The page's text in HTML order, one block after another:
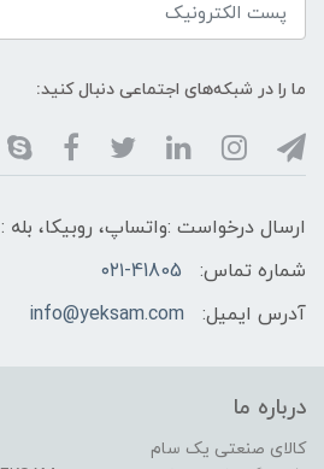
ما را در شبکه‌های اجتماعی دنبال کنید:
ارسال درخواست :واتساپ، روبیکا، بله : 09021000409
شماره تماس:
۰۲۱-41805
آدرس ایمیل:
info@yeksam.com
درباره ما
کالای صنعتی یک سام